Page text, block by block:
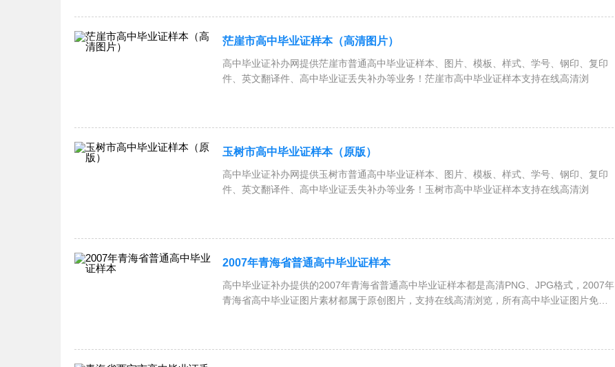
茫崖市高中毕业证样本（高清图片）
高中毕业证补办网提供茫崖市普通高中毕业证样本、图片、模板、样式、学号、钢印、复印
件、英文翻译件、高中毕业证丢失补办等业务！茫崖市高中毕业证样本支持在线高清浏
玉树市高中毕业证样本（原版）
高中毕业证补办网提供玉树市普通高中毕业证样本、图片、模板、样式、学号、钢印、复印
件、英文翻译件、高中毕业证丢失补办等业务！玉树市高中毕业证样本支持在线高清浏
2007年青海省普通高中毕业证样本
高中毕业证补办提供的2007年青海省普通高中毕业证样本都是高清PNG、JPG格式，2007年
青海省高中毕业证图片素材都属于原创图片，支持在线高清浏览，所有高中毕业证图片免费